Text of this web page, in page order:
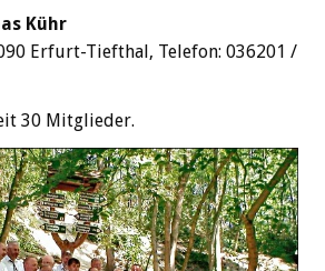
Kühr
Erfurt-Tiefthal, Telefon: 036201 /
30 Mitglieder.